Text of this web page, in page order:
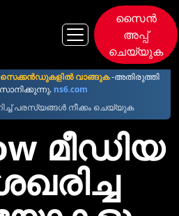
സൈൻ
അപ്പ്
ചെയ്യുക
വാങ്ങുക-അതിരുത്തി
ns6.com
പരസ്യങ്ങൾ നീക്കം ചെയ്യുക
മീഡിയ